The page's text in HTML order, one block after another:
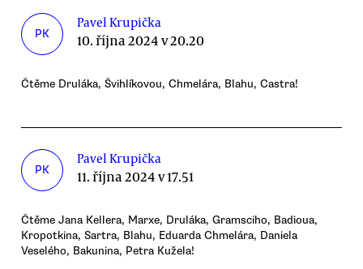
PK
Pavel Krupička
10. října 2024 v 20.20
Čtěme Druláka, Švihlíkovou, Chmelára, Blahu, Castra!
PK
Pavel Krupička
11. října 2024 v 17.51
Čtěme Jana Kellera, Marxe, Druláka, Gramsciho, Badioua,
Kropotkina, Sartra, Blahu, Eduarda Chmelára, Daniela
Veselého, Bakunina, Petra Kužela!